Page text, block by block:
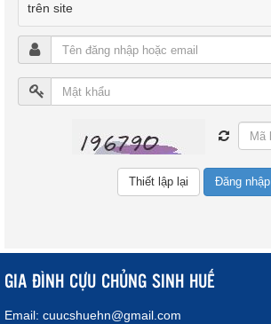
trên site
Đăng nhập
GIA ĐÌNH CỰU CHỦNG SINH HUẾ
Email: cuucshuehn@gmail.com